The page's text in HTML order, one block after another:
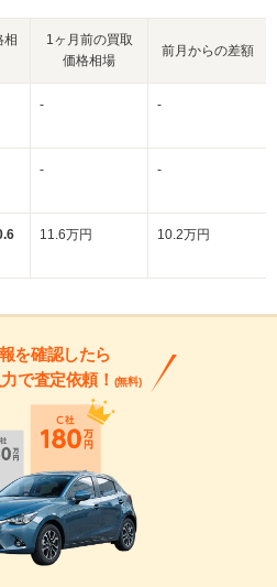
相
1ヶ月前の買取
価格相場
前月からの差額
- -
- -
11.6万円 10.2万円
を確認したら
で査定依頼！ (無料)